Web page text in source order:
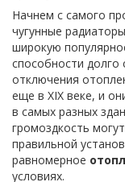
Начнем с самого
чугунные
широкую
способности долго
отключения
еще в XIX веке, и
в самых разных
громоздкость
правильной
равномерное
условиях.